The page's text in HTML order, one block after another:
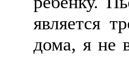
является
дома, я не